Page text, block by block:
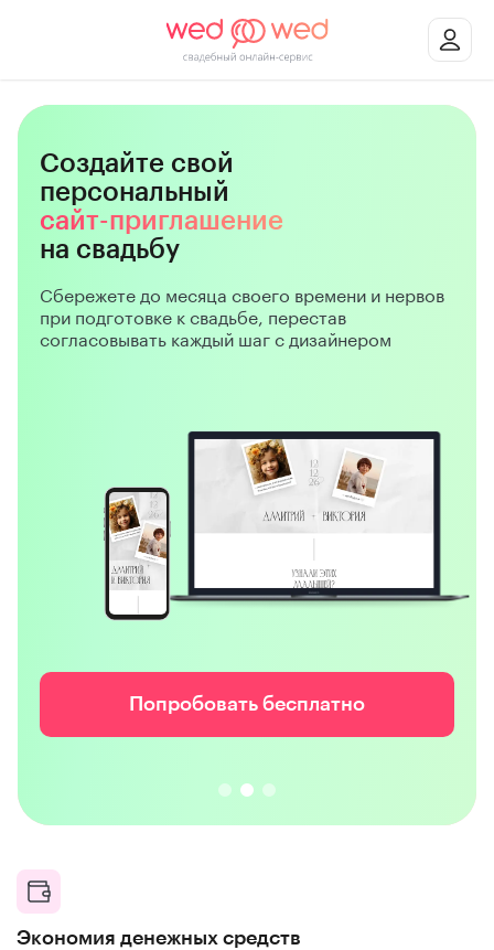
Создайте свой
персональный
сайт-приглашение
на свадьбу
Сбережете до месяца своего времени и нервов
при подготовке к свадьбе, перестав
согласовывать каждый шаг с дизайнером
Попробовать бесплатно
Экономия денежных средств